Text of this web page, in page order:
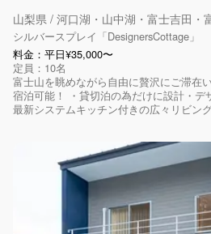
山梨県 / 河口湖・山中湖・富士吉田・
シルバースプレイ「DesignersCottage」
料金：平日¥35,000〜
定員：10名
富士山を眺めながら自由に贅沢にご滞在
宿泊可能！ ・貸切泊の為だけに設計・デ
最新システムキッチン付きの広々リビン